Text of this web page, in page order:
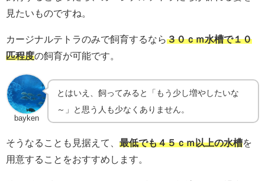
見たいものですね。
カージナルテトラのみで飼育するなら３０ｃｍ水槽で１０
匹程度の飼育が可能です。
bayken
とはいえ、飼ってみると「もう少し増やしたいな
～」と思う人も少なくありません。
そうなることも見据えて、 最低でも４５ｃｍ以上の水槽を
用意することをおすすめします。